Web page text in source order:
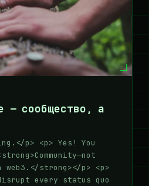
— сообщество, а
p> <p> Yes! You
strong></p> <p>
every status quo